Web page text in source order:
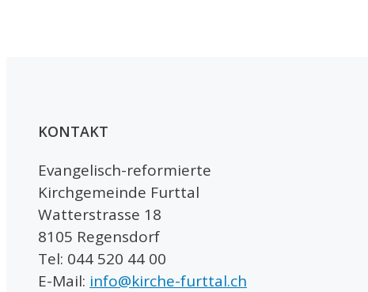
KONTAKT
Evangelisch-reformierte
Kirchgemeinde Furttal
Watterstrasse 18
8105 Regensdorf
Tel: 044 520 44 00
E-Mail: info@kirche-furttal.ch